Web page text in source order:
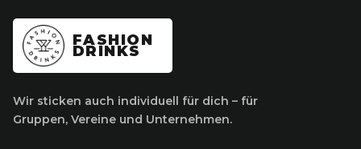
FASHION
DRINKS
Wir sticken auch individuell für dich – für
Gruppen, Vereine und Unternehmen.